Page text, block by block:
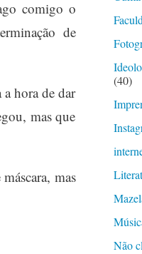
comigo o
de
a hora de dar
mas que
mas
(40)
Não